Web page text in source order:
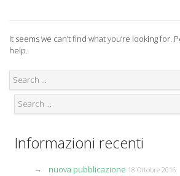
It seems we can’t find what you’re looking for.
help.
Informazioni recenti
nuova pubblicazione 18 Ottobre 2016